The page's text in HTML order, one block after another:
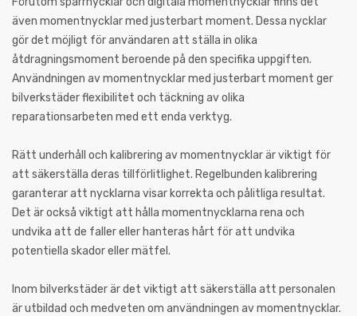
även momentnycklar med justerbart moment. Dessa nycklar
gör det möjligt för användaren att ställa in olika
åtdragningsmoment beroende på den specifika uppgiften.
Användningen av momentnycklar med justerbart moment ger
bilverkstäder flexibilitet och täckning av olika
reparationsarbeten med ett enda verktyg.
Rätt underhåll och kalibrering av momentnycklar är viktigt för
att säkerställa deras tillförlitlighet. Regelbunden kalibrering
garanterar att nycklarna visar korrekta och pålitliga resultat.
Det är också viktigt att hålla momentnycklarna rena och
undvika att de faller eller hanteras hårt för att undvika
potentiella skador eller mätfel.
Inom bilverkstäder är det viktigt att säkerställa att personalen
är utbildad och medveten om användningen av momentnycklar.